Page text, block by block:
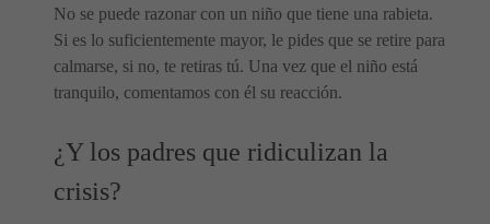
No se puede razonar con un niño que tiene una rabieta.
Si es lo suficientemente mayor, le pides que se retire para
calmarse, si no, te retiras tú. Una vez que el niño está
tranquilo, comentamos con él su reacción.
¿Y los padres que ridiculizan la
crisis?